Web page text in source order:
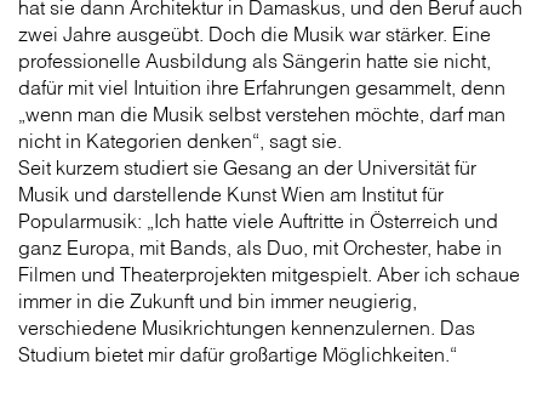
hat sie dann Architektur in Damaskus, und den Beruf auch
zwei Jahre ausgeübt. Doch die Musik war stärker. Eine
professionelle Ausbildung als Sängerin hatte sie nicht,
dafür mit viel Intuition ihre Erfahrungen gesammelt, denn
„wenn man die Musik selbst verstehen möchte, darf man
nicht in Kategorien denken“, sagt sie.
Seit kurzem studiert sie Gesang an der Universität für
Musik und darstellende Kunst Wien am Institut für
Popularmusik: „Ich hatte viele Auftritte in Österreich und
ganz Europa, mit Bands, als Duo, mit Orchester, habe in
Filmen und Theaterprojekten mitgespielt. Aber ich schaue
immer in die Zukunft und bin immer neugierig,
verschiedene Musikrichtungen kennenzulernen. Das
Studium bietet mir dafür großartige Möglichkeiten.“